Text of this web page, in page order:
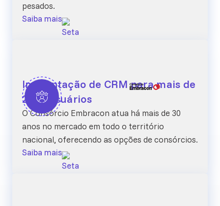
pesados.
Saiba mais
Implantação de CRM para mais de
2500 usuários
O Consórcio Embracon atua há mais de 30
anos no mercado em todo o território
nacional, oferecendo as opções de consórcios.
Saiba mais